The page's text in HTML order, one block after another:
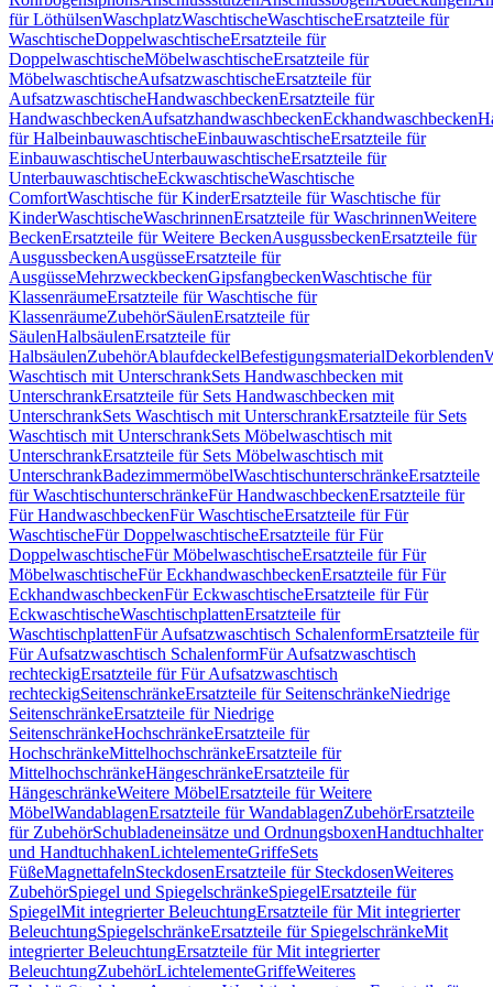
für LöthülsenWaschplatzWaschtischeWaschtischeErsatzteile für
WaschtischeDoppelwaschtischeErsatzteile für
DoppelwaschtischeMöbelwaschtischeErsatzteile für
MöbelwaschtischeAufsatzwaschtischeErsatzteile für
AufsatzwaschtischeHandwaschbeckenErsatzteile für
HandwaschbeckenAufsatzhandwaschbeckenEckhandwaschbecken
für HalbeinbauwaschtischeEinbauwaschtischeErsatzteile für
EinbauwaschtischeUnterbauwaschtischeErsatzteile für
UnterbauwaschtischeEckwaschtischeWaschtische
ComfortWaschtische für KinderErsatzteile für Waschtische für
KinderWaschtischeWaschrinnenErsatzteile für WaschrinnenWeitere
BeckenErsatzteile für Weitere BeckenAusgussbeckenErsatzteile für
AusgussbeckenAusgüsseErsatzteile für
AusgüsseMehrzweckbeckenGipsfangbeckenWaschtische für
KlassenräumeErsatzteile für Waschtische für
KlassenräumeZubehörSäulenErsatzteile für
SäulenHalbsäulenErsatzteile für
HalbsäulenZubehörAblaufdeckelBefestigungsmaterialDekorblenden
Waschtisch mit UnterschrankSets Handwaschbecken mit
UnterschrankErsatzteile für Sets Handwaschbecken mit
UnterschrankSets Waschtisch mit UnterschrankErsatzteile für Sets
Waschtisch mit UnterschrankSets Möbelwaschtisch mit
UnterschrankErsatzteile für Sets Möbelwaschtisch mit
UnterschrankBadezimmermöbelWaschtischunterschränkeErsatzteile
für WaschtischunterschränkeFür HandwaschbeckenErsatzteile für
Für HandwaschbeckenFür WaschtischeErsatzteile für Für
WaschtischeFür DoppelwaschtischeErsatzteile für Für
DoppelwaschtischeFür MöbelwaschtischeErsatzteile für Für
MöbelwaschtischeFür EckhandwaschbeckenErsatzteile für Für
EckhandwaschbeckenFür EckwaschtischeErsatzteile für Für
EckwaschtischeWaschtischplattenErsatzteile für
WaschtischplattenFür Aufsatzwaschtisch SchalenformErsatzteile für
Für Aufsatzwaschtisch SchalenformFür Aufsatzwaschtisch
rechteckigErsatzteile für Für Aufsatzwaschtisch
rechteckigSeitenschränkeErsatzteile für SeitenschränkeNiedrige
SeitenschränkeErsatzteile für Niedrige
SeitenschränkeHochschränkeErsatzteile für
HochschränkeMittelhochschränkeErsatzteile für
MittelhochschränkeHängeschränkeErsatzteile für
HängeschränkeWeitere MöbelErsatzteile für Weitere
MöbelWandablagenErsatzteile für WandablagenZubehörErsatzteile
für ZubehörSchubladeneinsätze und OrdnungsboxenHandtuchhalter
und HandtuchhakenLichtelementeGriffeSets
FüßeMagnettafelnSteckdosenErsatzteile für SteckdosenWeiteres
ZubehörSpiegel und SpiegelschränkeSpiegelErsatzteile für
SpiegelMit integrierter BeleuchtungErsatzteile für Mit integrierter
BeleuchtungSpiegelschränkeErsatzteile für SpiegelschränkeMit
integrierter BeleuchtungErsatzteile für Mit integrierter
BeleuchtungZubehörLichtelementeGriffeWeiteres